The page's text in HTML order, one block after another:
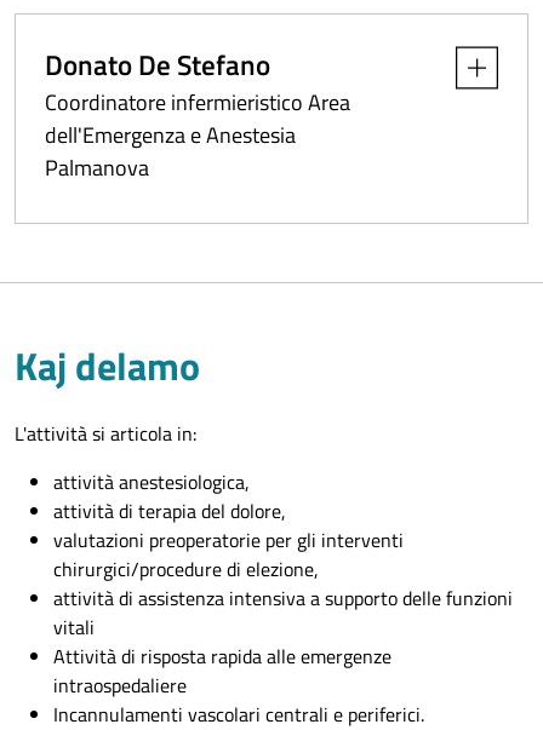
Donato De Stefano
Coordinatore infermieristico Area
dell'Emergenza e Anestesia
Palmanova
Apri
Kaj delamo
L'attività si articola in:
attività anestesiologica,
attività di terapia del dolore,
valutazioni preoperatorie per gli interventi
chirurgici/procedure di elezione,
attività di assistenza intensiva a supporto delle funzioni
vitali
Attività di risposta rapida alle emergenze
intraospedaliere
Incannulamenti vascolari centrali e periferici.